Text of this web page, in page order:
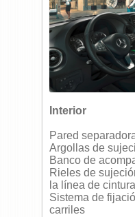
Interior
Pared
Argollas de
Banco de
Rieles de
la línea de cintura
Sistema de
carriles